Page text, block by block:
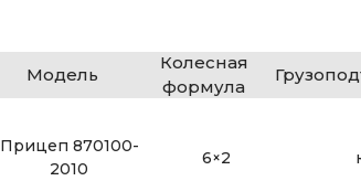
Модель
Колесная
формула
Прицеп 870100-
2010
6×2